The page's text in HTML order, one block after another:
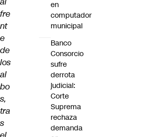
fre
nt
e
de
los
al
bo
s,
tra
s
en
computador
municipal
Banco
Consorcio
sufre
derrota
judicial:
Corte
Suprema
rechaza
demanda